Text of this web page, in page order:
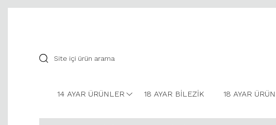
14 AYAR ÜRÜNLER 18 AYAR BİLEZİK 18 AYAR